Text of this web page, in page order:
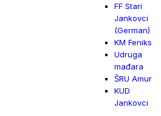
FF Stari
Jankovci
(German)
KM Feniks
Udruga
mađara
ŠRU Amur
KUD
Jankovci